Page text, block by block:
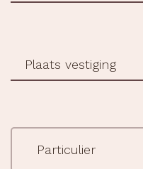
*
Plaats
vestiging